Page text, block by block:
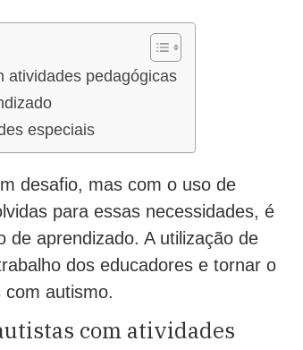
atividades pedagógicas
especiais
desafio, mas com o uso de
para essas necessidades, é
de aprendizado. A utilização de
dos educadores e tornar o
autismo.
com atividades